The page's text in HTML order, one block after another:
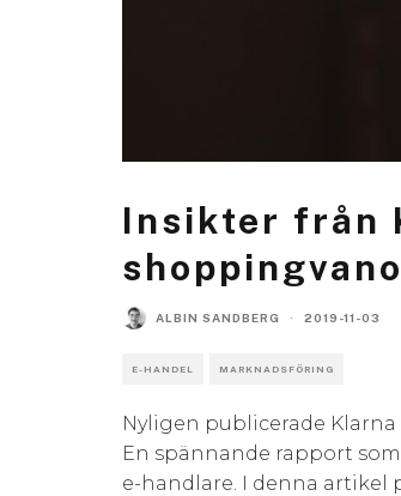
Insikter från
ALBIN SANDBERG · 2019-11-03
E-HANDEL MARKNADSFÖRING
Nyligen publicerade
En spännande rapport
e-handlare. I denna artikel